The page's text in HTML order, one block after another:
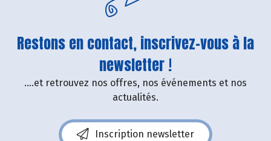
Restons en contact, inscrivez-vous à la
newsletter !
....et retrouvez nos offres, nos événements et nos
actualités.
Inscription newsletter